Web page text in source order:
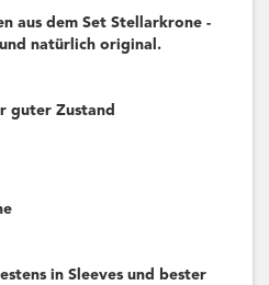
aus dem Set Stellarkrone -
natürlich original.
guter Zustand
in Sleeves und bester